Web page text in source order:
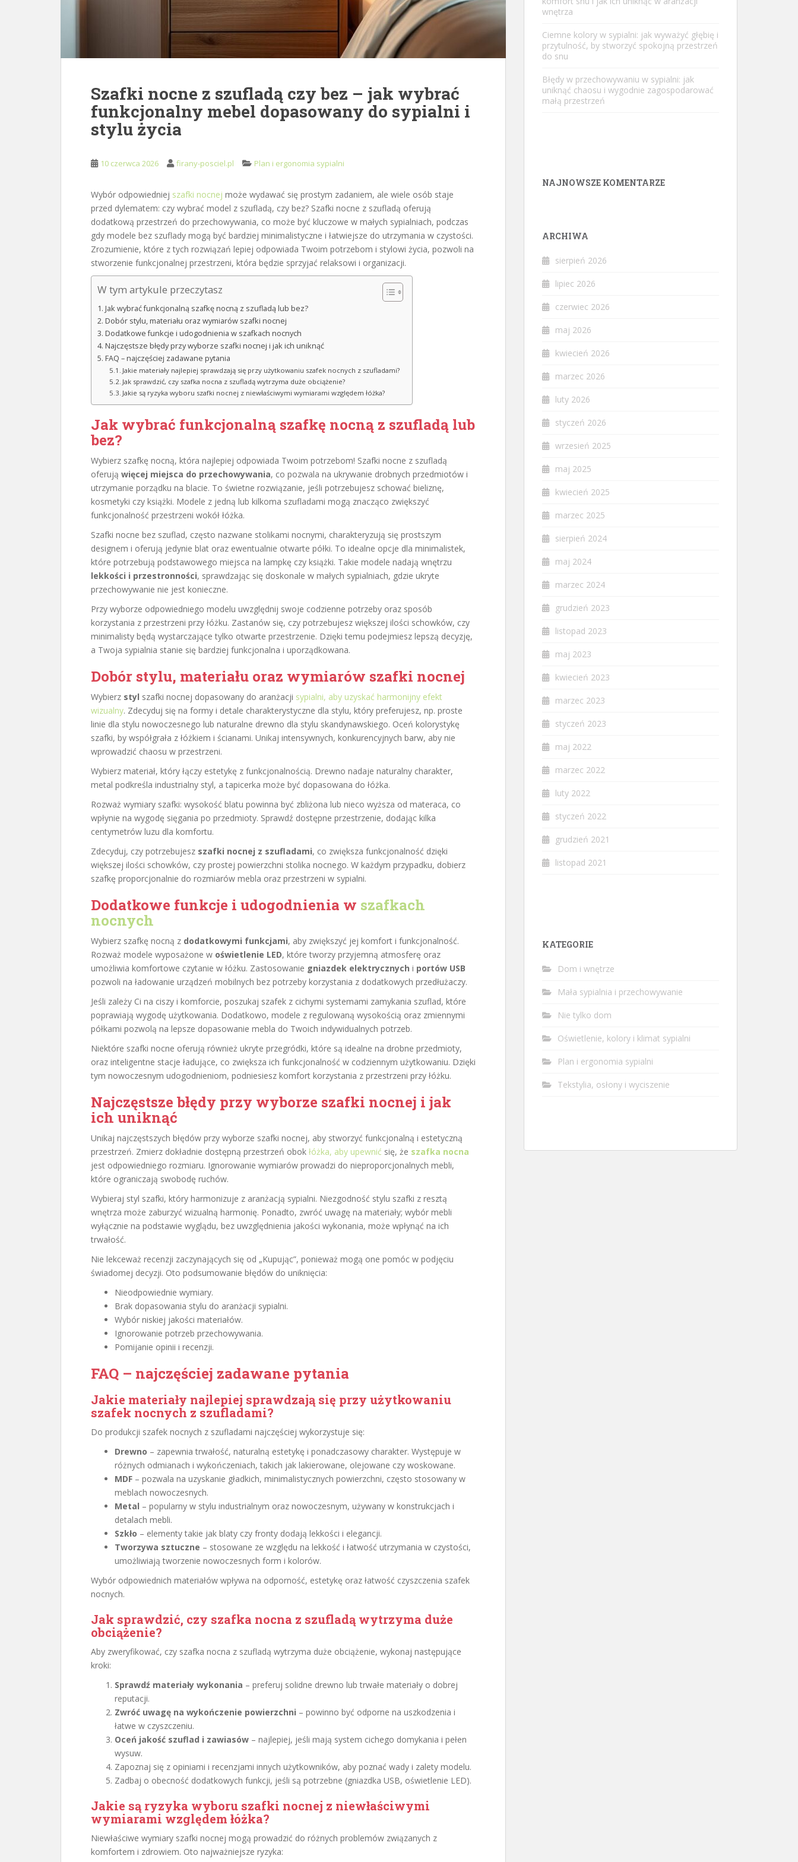
Szafki nocne z szufladą czy bez – jak wybrać
funkcjonalny mebel dopasowany do sypialni i
stylu życia
10 czerwca 2026 firany-posciel.pl Plan i ergonomia sypialni
Wybór odpowiedniej szafki nocnej może wydawać się prostym zadaniem, ale wiele osób staje
przed dylematem: czy wybrać model z szufladą, czy bez? Szafki nocne z szufladą oferują
dodatkową przestrzeń do przechowywania, co może być kluczowe w małych sypialniach, podczas
gdy modele bez szuflady mogą być bardziej minimalistyczne i łatwiejsze do utrzymania w czystości.
Zrozumienie, które z tych rozwiązań lepiej odpowiada Twoim potrzebom i stylowi życia, pozwoli na
stworzenie funkcjonalnej przestrzeni, która będzie sprzyjać relaksowi i organizacji.
W tym artykule przeczytasz
Jak wybrać funkcjonalną szafkę nocną z szufladą lub bez?
Dobór stylu, materiału oraz wymiarów szafki nocnej
Dodatkowe funkcje i udogodnienia w szafkach nocnych
Najczęstsze błędy przy wyborze szafki nocnej i jak ich uniknąć
FAQ – najczęściej zadawane pytania
Jakie materiały najlepiej sprawdzają się przy użytkowaniu szafek nocnych z szufladami?
Jak sprawdzić, czy szafka nocna z szufladą wytrzyma duże obciążenie?
Jakie są ryzyka wyboru szafki nocnej z niewłaściwymi wymiarami względem łóżka?
Jak wybrać funkcjonalną szafkę nocną z szufladą lub
bez?
Wybierz szafkę nocną, która najlepiej odpowiada Twoim potrzebom! Szafki nocne z szufladą
oferują więcej miejsca do przechowywania, co pozwala na ukrywanie drobnych przedmiotów i
utrzymanie porządku na blacie. To świetne rozwiązanie, jeśli potrzebujesz schować bieliznę,
kosmetyki czy książki. Modele z jedną lub kilkoma szufladami mogą znacząco zwiększyć
funkcjonalność przestrzeni wokół łóżka.
Szafki nocne bez szuflad, często nazwane stolikami nocnymi, charakteryzują się prostszym
designem i oferują jedynie blat oraz ewentualnie otwarte półki. To idealne opcje dla minimalistek,
które potrzebują podstawowego miejsca na lampkę czy książki. Takie modele nadają wnętrzu
lekkości i przestronności, sprawdzając się doskonale w małych sypialniach, gdzie ukryte
przechowywanie nie jest konieczne.
Przy wyborze odpowiedniego modelu uwzględnij swoje codzienne potrzeby oraz sposób
korzystania z przestrzeni przy łóżku. Zastanów się, czy potrzebujesz większej ilości schowków, czy
minimalisty będą wystarczające tylko otwarte przestrzenie. Dzięki temu podejmiesz lepszą decyzję,
a Twoja sypialnia stanie się bardziej funkcjonalna i uporządkowana.
Dobór stylu, materiału oraz wymiarów szafki nocnej
Wybierz styl szafki nocnej dopasowany do aranżacji sypialni, aby uzyskać harmonijny efekt
wizualny. Zdecyduj się na formy i detale charakterystyczne dla stylu, który preferujesz, np. proste
linie dla stylu nowoczesnego lub naturalne drewno dla stylu skandynawskiego. Oceń kolorystykę
szafki, by współgrała z łóżkiem i ścianami. Unikaj intensywnych, konkurencyjnych barw, aby nie
wprowadzić chaosu w przestrzeni.
Wybierz materiał, który łączy estetykę z funkcjonalnością. Drewno nadaje naturalny charakter,
metal podkreśla industrialny styl, a tapicerka może być dopasowana do łóżka.
Rozważ wymiary szafki: wysokość blatu powinna być zbliżona lub nieco wyższa od materaca, co
wpłynie na wygodę sięgania po przedmioty. Sprawdź dostępne przestrzenie, dodając kilka
centymetrów luzu dla komfortu.
Zdecyduj, czy potrzebujesz szafki nocnej z szufladami, co zwiększa funkcjonalność dzięki
większej ilości schowków, czy prostej powierzchni stolika nocnego. W każdym przypadku, dobierz
szafkę proporcjonalnie do rozmiarów mebla oraz przestrzeni w sypialni.
Dodatkowe funkcje i udogodnienia w szafkach
nocnych
Wybierz szafkę nocną z dodatkowymi funkcjami, aby zwiększyć jej komfort i funkcjonalność.
Rozważ modele wyposażone w oświetlenie LED, które tworzy przyjemną atmosferę oraz
umożliwia komfortowe czytanie w łóżku. Zastosowanie gniazdek elektrycznych i portów USB
pozwoli na ładowanie urządzeń mobilnych bez potrzeby korzystania z dodatkowych przedłużaczy.
Jeśli zależy Ci na ciszy i komforcie, poszukaj szafek z cichymi systemami zamykania szuflad, które
poprawiają wygodę użytkowania. Dodatkowo, modele z regulowaną wysokością oraz zmiennymi
półkami pozwolą na lepsze dopasowanie mebla do Twoich indywidualnych potrzeb.
Niektóre szafki nocne oferują również ukryte przegródki, które są idealne na drobne przedmioty,
oraz inteligentne stacje ładujące, co zwiększa ich funkcjonalność w codziennym użytkowaniu. Dzięki
tym nowoczesnym udogodnieniom, podniesiesz komfort korzystania z przestrzeni przy łóżku.
Najczęstsze błędy przy wyborze szafki nocnej i jak
ich uniknąć
Unikaj najczęstszych błędów przy wyborze szafki nocnej, aby stworzyć funkcjonalną i estetyczną
przestrzeń. Zmierz dokładnie dostępną przestrzeń obok łóżka, aby upewnić się, że szafka nocna
jest odpowiedniego rozmiaru. Ignorowanie wymiarów prowadzi do nieproporcjonalnych mebli,
które ograniczają swobodę ruchów.
Wybieraj styl szafki, który harmonizuje z aranżacją sypialni. Niezgodność stylu szafki z resztą
wnętrza może zaburzyć wizualną harmonię. Ponadto, zwróć uwagę na materiały; wybór mebli
wyłącznie na podstawie wyglądu, bez uwzględnienia jakości wykonania, może wpłynąć na ich
trwałość.
Nie lekceważ recenzji zaczynających się od „Kupując”, ponieważ mogą one pomóc w podjęciu
świadomej decyzji. Oto podsumowanie błędów do uniknięcia:
Nieodpowiednie wymiary.
Brak dopasowania stylu do aranżacji sypialni.
Wybór niskiej jakości materiałów.
Ignorowanie potrzeb przechowywania.
Pomijanie opinii i recenzji.
FAQ – najczęściej zadawane pytania
Jakie materiały najlepiej sprawdzają się przy użytkowaniu
szafek nocnych z szufladami?
Do produkcji szafek nocnych z szufladami najczęściej wykorzystuje się:
Drewno – zapewnia trwałość, naturalną estetykę i ponadczasowy charakter. Występuje w
różnych odmianach i wykończeniach, takich jak lakierowane, olejowane czy woskowane.
MDF – pozwala na uzyskanie gładkich, minimalistycznych powierzchni, często stosowany w
meblach nowoczesnych.
Metal – popularny w stylu industrialnym oraz nowoczesnym, używany w konstrukcjach i
detalach mebli.
Szkło – elementy takie jak blaty czy fronty dodają lekkości i elegancji.
Tworzywa sztuczne – stosowane ze względu na lekkość i łatwość utrzymania w czystości,
umożliwiają tworzenie nowoczesnych form i kolorów.
Wybór odpowiednich materiałów wpływa na odporność, estetykę oraz łatwość czyszczenia szafek
nocnych.
Jak sprawdzić, czy szafka nocna z szufladą wytrzyma duże
obciążenie?
Aby zweryfikować, czy szafka nocna z szufladą wytrzyma duże obciążenie, wykonaj następujące
kroki:
Sprawdź materiały wykonania – preferuj solidne drewno lub trwałe materiały o dobrej
reputacji.
Zwróć uwagę na wykończenie powierzchni – powinno być odporne na uszkodzenia i
łatwe w czyszczeniu.
Oceń jakość szuflad i zawiasów – najlepiej, jeśli mają system cichego domykania i pełen
wysuw.
Zapoznaj się z opiniami i recenzjami innych użytkowników, aby poznać wady i zalety modelu.
Zadbaj o obecność dodatkowych funkcji, jeśli są potrzebne (gniazdka USB, oświetlenie LED).
Jakie są ryzyka wyboru szafki nocnej z niewłaściwymi
wymiarami względem łóżka?
Niewłaściwe wymiary szafki nocnej mogą prowadzić do różnych problemów związanych z
komfortem i zdrowiem. Oto najważniejsze ryzyka:
wnętrza
Ciemne kolory w sypialni: jak wyważyć głębię i
przytulność, by stworzyć spokojną przestrzeń
do snu
Błędy w przechowywaniu w sypialni: jak
uniknąć chaosu i wygodnie zagospodarować
małą przestrzeń
NAJNOWSZE KOMENTARZE
ARCHIWA
sierpień 2026
lipiec 2026
czerwiec 2026
maj 2026
kwiecień 2026
marzec 2026
luty 2026
styczeń 2026
wrzesień 2025
maj 2025
kwiecień 2025
marzec 2025
sierpień 2024
maj 2024
marzec 2024
grudzień 2023
listopad 2023
maj 2023
kwiecień 2023
marzec 2023
styczeń 2023
maj 2022
marzec 2022
luty 2022
styczeń 2022
grudzień 2021
listopad 2021
KATEGORIE
Dom i wnętrze
Mała sypialnia i przechowywanie
Nie tylko dom
Oświetlenie, kolory i klimat sypialni
Plan i ergonomia sypialni
Tekstylia, osłony i wyciszenie